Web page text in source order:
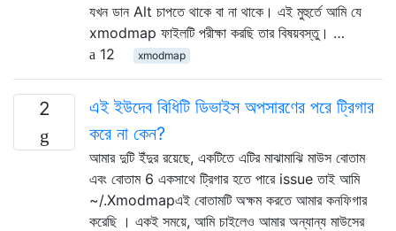
যখন ডান Alt চাপতে থাকে বা না থাকে। এই মুহুর্তে আমি যে
xmodmap ফাইলটি পরীক্ষা করছি তার বিষয়বস্তু। …
12
xmodmap
2
এই ইউদেব বিধিটি ডিভাইস অপসারণের পরে ট্রিগার
করে না কেন?
আমার দুটি ইঁদুর রয়েছে, একটিতে এটির মাঝামাঝি মাউস বোতাম
এবং বোতাম 6 একসাথে ট্রিগার হতে পারে issue তাই আমি
~/.Xmodmapএই বোতামটি অক্ষম করতে আমার কনফিগার
করেছি । একই সময়ে, আমি চাইলেও আমার অন্যান্য মাউসের